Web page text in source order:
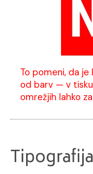
To pomeni, da
od barv — v
omrežjih lahko
Tipografija